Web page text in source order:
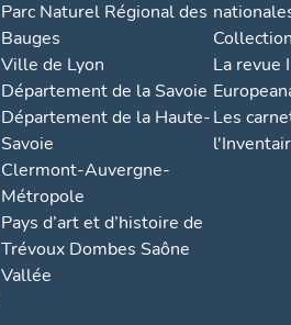
Parc Naturel Régional des
Bauges
Ville de Lyon
Département de la Savoie
Département de la Haute-
Savoie
Clermont-Auvergne-
Métropole
Pays d’art et d’histoire de
Trévoux Dombes Saône
Vallée
La revue
Les